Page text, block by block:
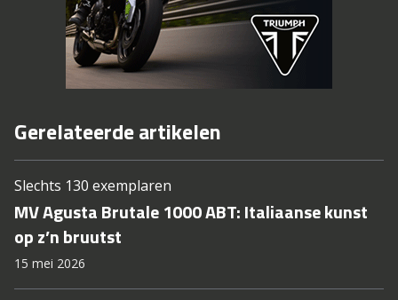
Gerelateerde artikelen
Slechts 130 exemplaren
MV Agusta Brutale 1000 ABT: Italiaanse kunst
op z’n bruutst
15 mei 2026